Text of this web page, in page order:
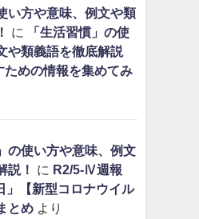
い方や意味、例文や類
に
「生活習慣」の使
や類義語を徹底解説
ための情報を集めてみ
の使い方や意味、例文
説！
に R2/5-Ⅳ週報
」【新型コロナウイル
とめより